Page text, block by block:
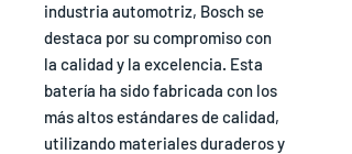
industria automotriz, Bosch se
destaca por su compromiso con
la calidad y la excelencia. Esta
batería ha sido fabricada con los
más altos estándares de calidad,
utilizando materiales duraderos y